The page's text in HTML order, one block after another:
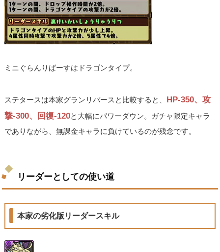
ミニぐらんりばーすはドラゴンタイプ。
ステタースは本家グランリバースと比較すると、
HP-350、攻
撃-300、回復-120と大幅にパワーダウン。ガチャ限定キャラ
でありながら、無課金キャラに負けているのが残念です。
リーダーとしての使い道
本家の劣化版リーダースキル